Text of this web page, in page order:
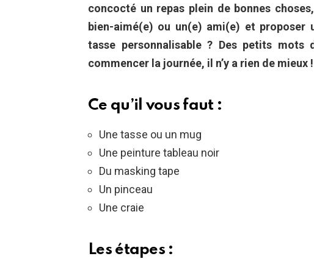
concocté un repas plein de bonnes
bien-aimé(e) ou un(e) ami(e) et proposer
tasse personnalisable ? Des petits mots
commencer la journée, il n’y a rien de mieux !
Ce qu’il vous faut :
Une tasse ou un mug
Une peinture tableau noir
Du masking tape
Un pinceau
Une craie
Les étapes :